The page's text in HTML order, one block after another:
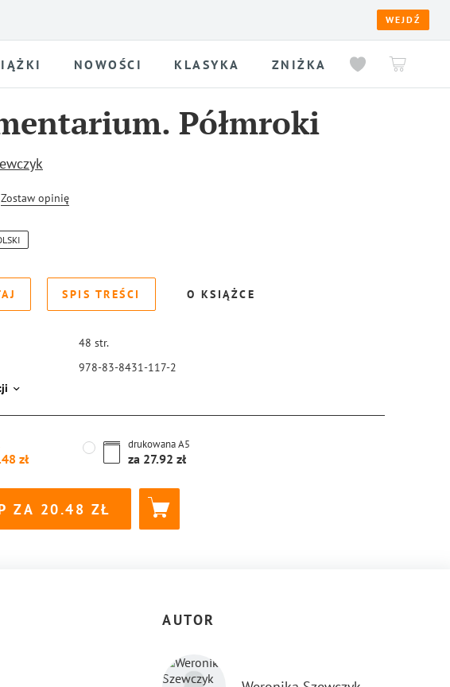
WEJDŹ
NOWOŚCI KLASYKA ZNIŻKA
Półmroki
Zostaw opinię
SPIS TREŚCI O KSIĄŻCE
48 str.
978-83-8431-117-2
drukowanaA5
za 27.92
ZA 20.48
AUTOR